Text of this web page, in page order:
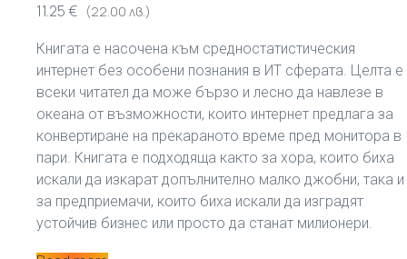
11.25 € (22.00 лв.)
Книгата е насочена към средностатистическия
интернет без особени познания в ИТ сферата. Целта е
всеки читател да може бързо и лесно да навлезе в
океана от възможности, които интернет предлага за
конвертиране на прекараното време пред монитора в
пари. Книгата е подходяща както за хора, които биха
искали да изкарат допълнително малко джобни, така и
за предприемачи, които биха искали да изградят
устойчив бизнес или просто да станат милионери.